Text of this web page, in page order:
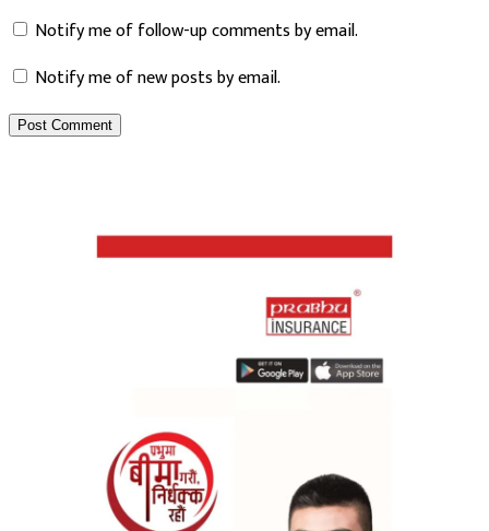
Notify me of follow-up comments by email.
Notify me of new posts by email.